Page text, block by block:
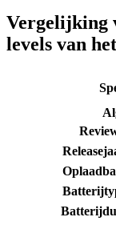
Vergelijking
levels van